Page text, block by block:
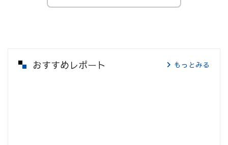
おすすめレポート もっとみる